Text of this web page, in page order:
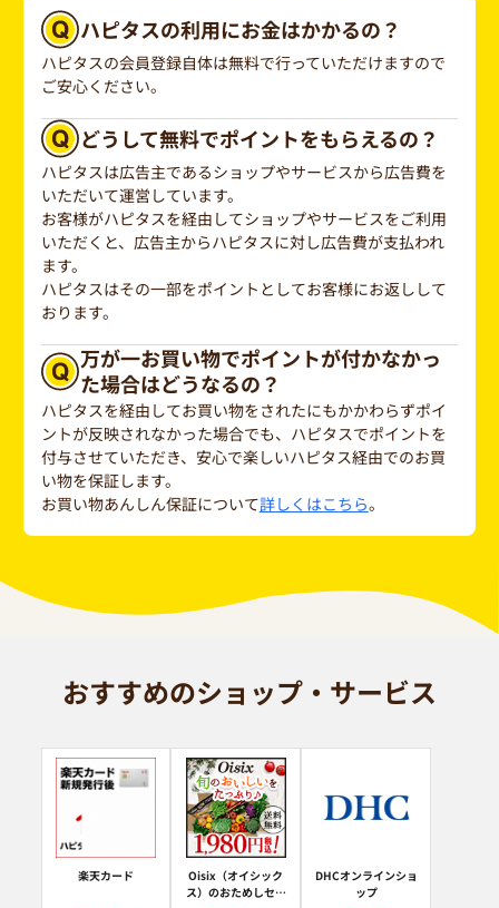
ハピタスの利用にお金はかかるの？
ハピタスの会員登録自体は無料で行っていただけますので
ご安心ください。
どうして無料でポイントをもらえるの？
ハピタスは広告主であるショップやサービスから広告費を
いただいて運営しています。
お客様がハピタスを経由してショップやサービスをご利用
いただくと、広告主からハピタスに対し広告費が支払われ
ます。
ハピタスはその一部をポイントとしてお客様にお返しして
おります。
万が一お買い物でポイントが付かなかっ
た場合はどうなるの？
ハピタスを経由してお買い物をされたにもかかわらずポイ
ントが反映されなかった場合でも、ハピタスでポイントを
付与させていただき、安心で楽しいハピタス経由でのお買
い物を保証します。
お買い物あんしん保証について詳しくはこちら。
おすすめのショップ・サービス
楽天カード
Oisix（オイシック
ス）のおためしセッ
DHCオンラインショ
ップ